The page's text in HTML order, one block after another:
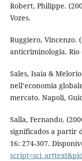
Robert, Philippe.
Vozes.
Ruggiero, Vincenzo.
anticriminologia. Rio
Sales, Isaia &
nell’economia
mercato. Napoli,
Salla, Fernando.
significados a partir
16: 274-307.